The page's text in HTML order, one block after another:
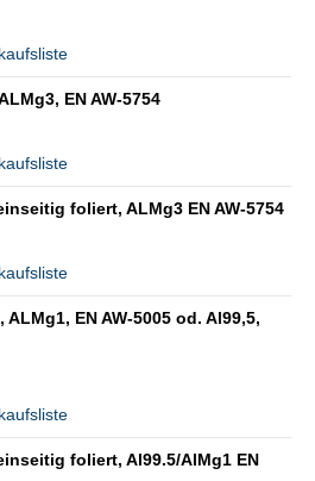
EN AW-5754
foliert, ALMg3 EN AW-5754
EN AW-5005 od. Al99,5,
foliert, Al99.5/AlMg1 EN